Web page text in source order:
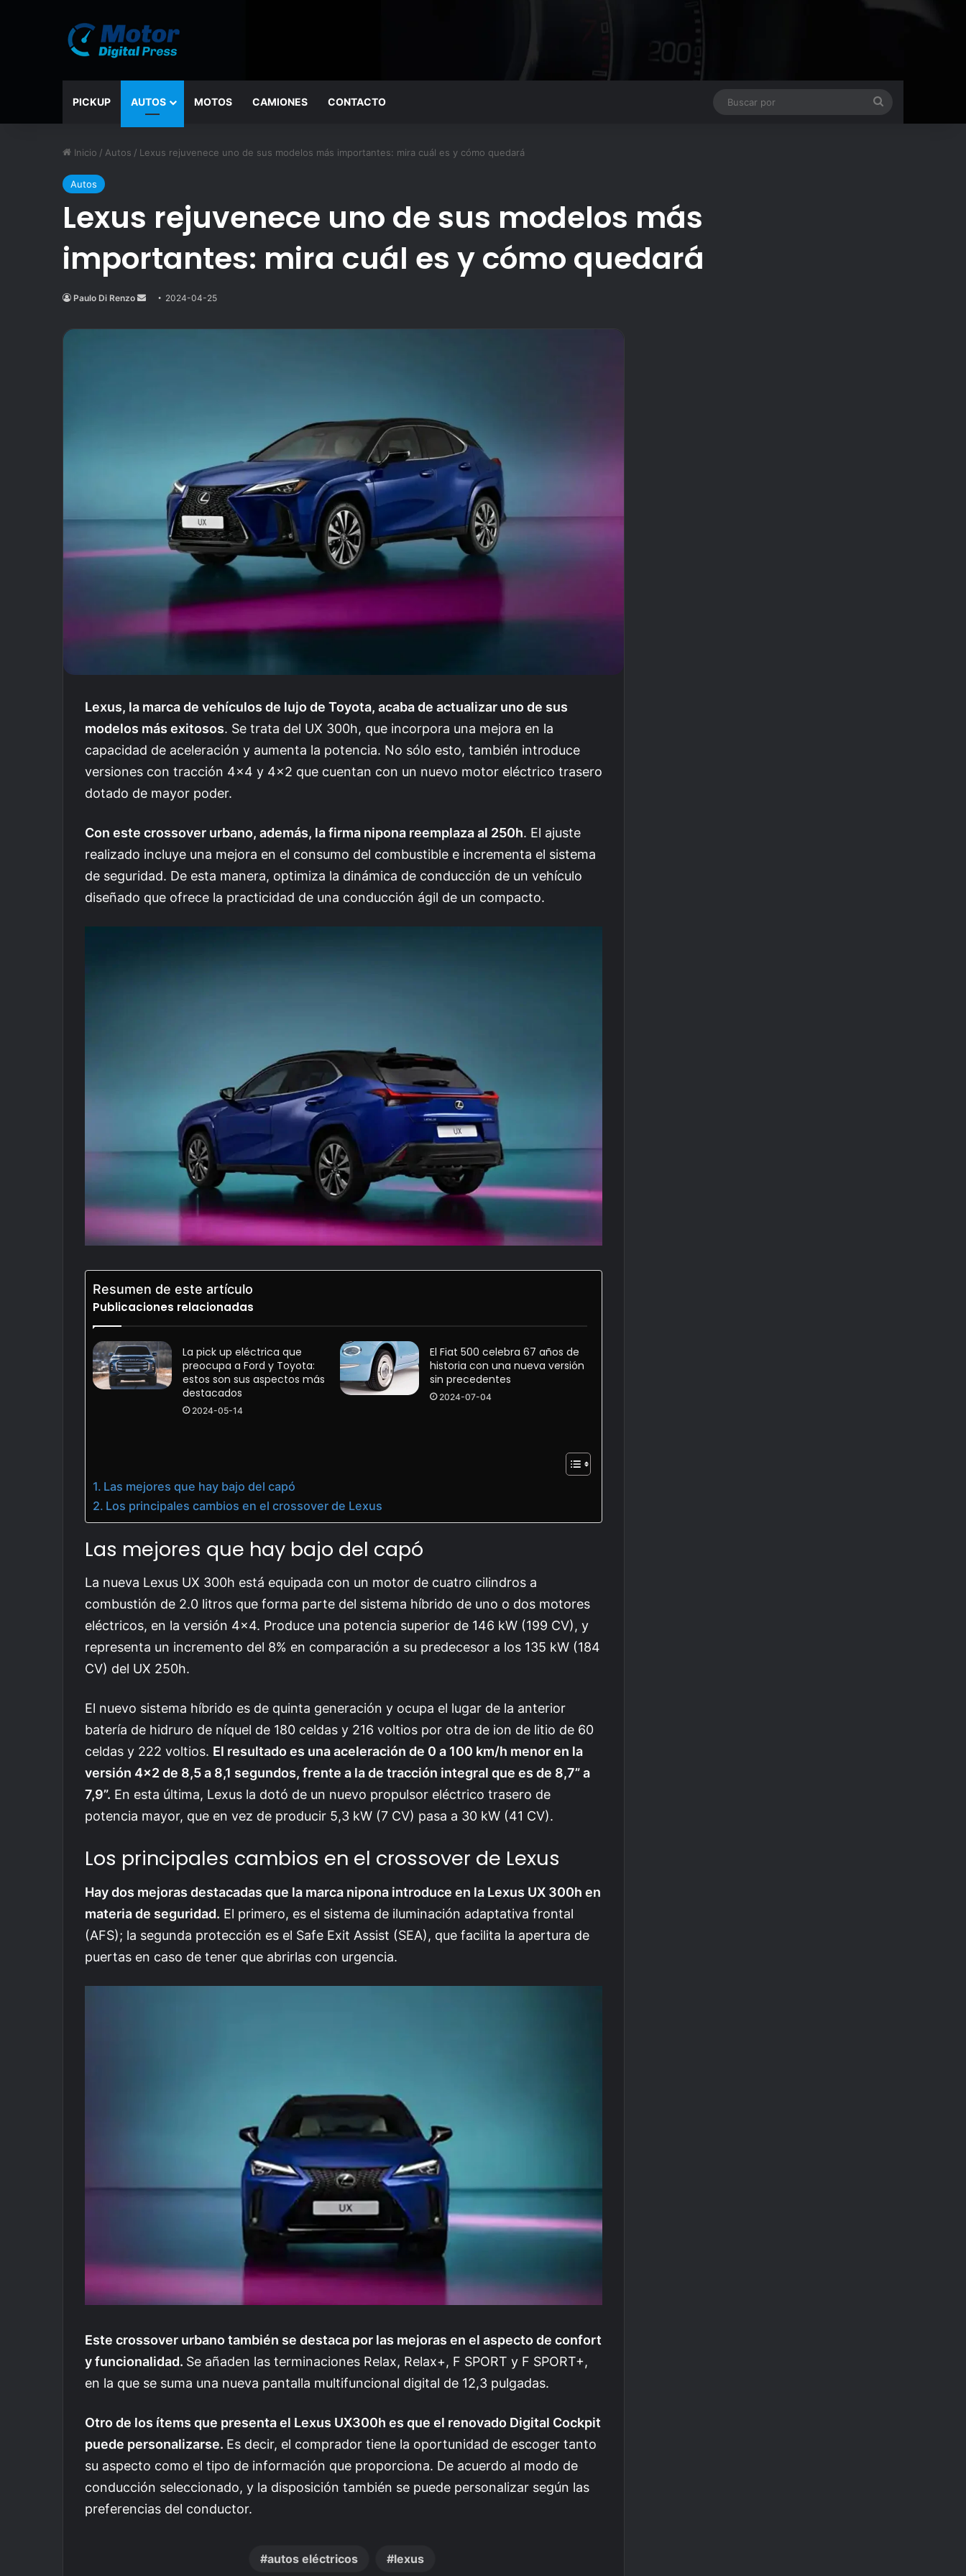
PICKUP AUTOS MOTOS CAMIONES CONTACTO
Inicio / Autos / Lexus rejuvenece uno de sus modelos más importantes: mira cuál es y cómo quedará
Autos
Lexus rejuvenece uno de sus modelos más
importantes: mira cuál es y cómo quedará
Paulo Di Renzo
Send
email
2024-04-25
Lexus, la marca de vehículos de lujo de Toyota, acaba de actualizar uno de sus
modelos más exitosos. Se trata del UX 300h, que incorpora una mejora en la
capacidad de aceleración y aumenta la potencia. No sólo esto, también introduce
versiones con tracción 4×4 y 4×2 que cuentan con un nuevo motor eléctrico trasero
dotado de mayor poder.
Con este crossover urbano, además, la firma nipona reemplaza al 250h. El ajuste
realizado incluye una mejora en el consumo del combustible e incrementa el sistema
de seguridad. De esta manera, optimiza la dinámica de conducción de un vehículo
diseñado que ofrece la practicidad de una conducción ágil de un compacto.
Resumen de este artículo
Publicaciones relacionadas
La pick up eléctrica que
preocupa a Ford y Toyota:
estos son sus aspectos más
destacados
2024-05-14
El Fiat 500 celebra 67 años de
historia con una nueva versión
sin precedentes
2024-07-04
Las mejores que hay bajo del capó
Los principales cambios en el crossover de Lexus
Las mejores que hay bajo del capó
La nueva Lexus UX 300h está equipada con un motor de cuatro cilindros a
combustión de 2.0 litros que forma parte del sistema híbrido de uno o dos motores
eléctricos, en la versión 4×4. Produce una potencia superior de 146 kW (199 CV), y
representa un incremento del 8% en comparación a su predecesor a los 135 kW (184
CV) del UX 250h.
El nuevo sistema híbrido es de quinta generación y ocupa el lugar de la anterior
batería de hidruro de níquel de 180 celdas y 216 voltios por otra de ion de litio de 60
celdas y 222 voltios. El resultado es una aceleración de 0 a 100 km/h menor en la
versión 4×2 de 8,5 a 8,1 segundos, frente a la de tracción integral que es de 8,7” a
7,9”. En esta última, Lexus la dotó de un nuevo propulsor eléctrico trasero de
potencia mayor, que en vez de producir 5,3 kW (7 CV) pasa a 30 kW (41 CV).
Los principales cambios en el crossover de Lexus
Hay dos mejoras destacadas que la marca nipona introduce en la Lexus UX 300h en
materia de seguridad. El primero, es el sistema de iluminación adaptativa frontal
(AFS); la segunda protección es el Safe Exit Assist (SEA), que facilita la apertura de
puertas en caso de tener que abrirlas con urgencia.
Este crossover urbano también se destaca por las mejoras en el aspecto de confort
y funcionalidad. Se añaden las terminaciones Relax, Relax+, F SPORT y F SPORT+,
en la que se suma una nueva pantalla multifuncional digital de 12,3 pulgadas.
Otro de los ítems que presenta el Lexus UX300h es que el renovado Digital Cockpit
puede personalizarse. Es decir, el comprador tiene la oportunidad de escoger tanto
su aspecto como el tipo de información que proporciona. De acuerdo al modo de
conducción seleccionado, y la disposición también se puede personalizar según las
preferencias del conductor.
autos eléctricos lexus